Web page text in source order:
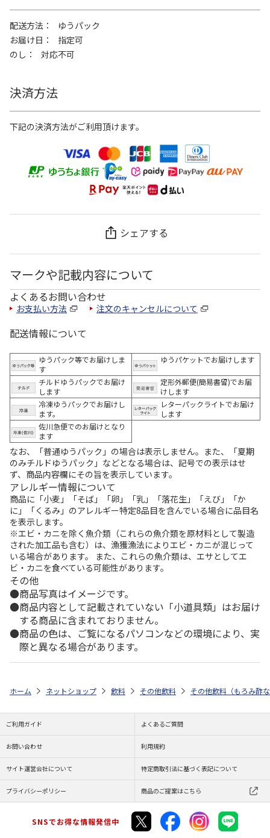
配送方法
ゆうパック
お届け日
指定可
のし
対応不可
決済方法
下記の決済方法がご利用頂けます。
シェアする
マークや記載内容について
よくあるお問い合わせ
お支払い方法 注文のキャンセルについて
配送情報について
ゆうパック等でお届けしま
す
ゆうパケットでお届けします
チルドゆうパックでお届け
します
定形外郵便(簡易書留)でお届
けします
冷凍ゆうパックでお届けし
ます。
レターパックライトでお届け
します
佐川急便でのお届けとなり
ます
なお、「普通ゆうパック」の場合は表示しません。また、「夏期
のみチルドゆうパック」などとなる場合は、記号での表示はせ
ず、商品内容欄にその旨を表示しています。
アレルギー情報について
商品に「小麦」「そば」「卵」「乳」「落花生」「えび」「か
に」「くるみ」のアレルギー特定8品目を含んでいる場合に品目名
を表示します。
※エビ・カニを除く魚介類（これらの魚介類を原材料として製造
された加工品も含む）は、漁獲漁法によりエビ・カニが混じって
いる場合があります。 また、これらの魚介類は、エサとしてエ
ビ・カニを食べている可能性があります。
その他
商品写真はイメージです。
商品内容として記載されていない「小道具類」はお届け
する商品に含まれておりません。
商品の色は、ご覧になるパソコンなどの環境により、実
際と異なる場合があります。
ホーム ネットショップ 飲料 その他飲料 その他飲料（もろみ酢
ご利用ガイド よくあるご質問
お問い合わせ 利用規約
サイト運営会社について 特定商取引法に基づく表記について
プライバシーポリシー 商品のご提案はこちら
SNSでお得な情報発信中